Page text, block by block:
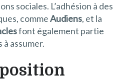
sociales. L’adhésion à des
commeAudiens, et la
font également partie
assumer.